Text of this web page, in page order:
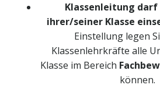
Klassenleitung darf
ihrer/seiner Klasse
Einstellung legen
Klassenlehrkräfte alle
Klasse im Bereich
können.